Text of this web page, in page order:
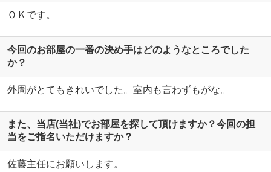
ＯＫです。
今回のお部屋の一番の決め手はどのようなところでした
か？
外周がとてもきれいでした。室内も言わずもがな。
また、当店(当社)でお部屋を探して頂けますか？今回の担
当をご指名いただけますか？
佐藤主任にお願いします。